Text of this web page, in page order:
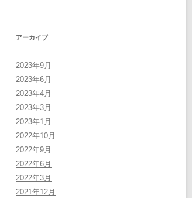
アーカイブ
2023年9月
2023年6月
2023年4月
2023年3月
2023年1月
2022年10月
2022年9月
2022年6月
2022年3月
2021年12月